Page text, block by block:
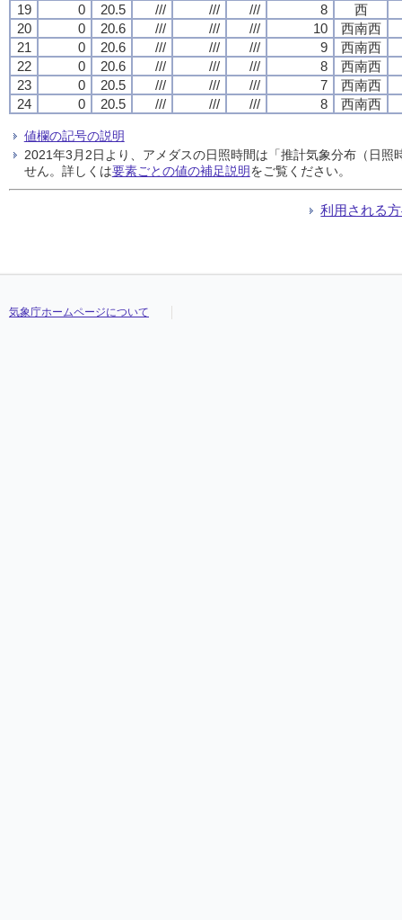
19
0 20.5 /// /// /// 8
西
20
0 20.6 /// /// /// 10
西南西
21
0 20.6 /// /// /// 9
西南西
22
0 20.6 /// /// /// 8
西南西
23
0 20.5 /// /// /// 7
西南西
24
0 20.5 /// /// /// 8 西南西
値欄の記号の説明
2021年3月2日より、アメダスの日照時間は「推計気象分布（日
せん。詳しくは要素ごとの値の補足説明をご覧ください。
利用される
気象庁ホームページについて